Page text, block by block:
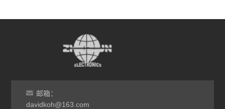
邮箱：
davidkoh@163.com